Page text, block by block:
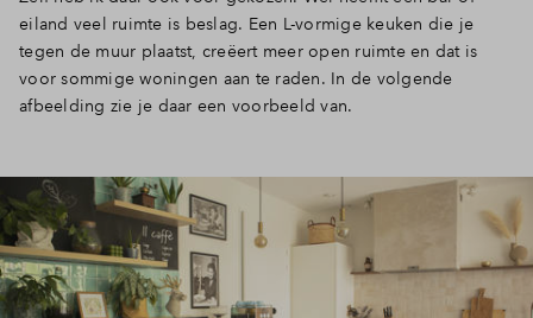
eiland veel ruimte is beslag. Een L-vormige keuken die je
tegen de muur plaatst, creëert meer open ruimte en dat is
voor sommige woningen aan te raden. In de volgende
afbeelding zie je daar een voorbeeld van.